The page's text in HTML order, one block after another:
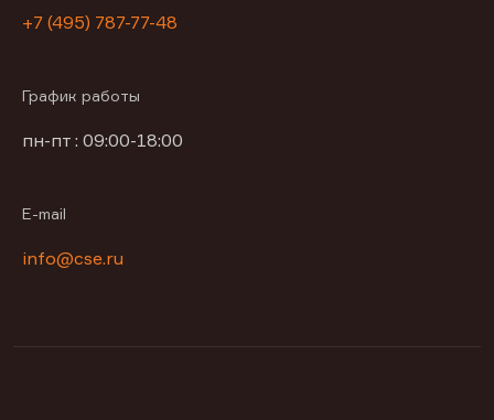
+7 (495) 787-77-48
График работы
пн-пт : 09:00-18:00
E-mail
info@cse.ru